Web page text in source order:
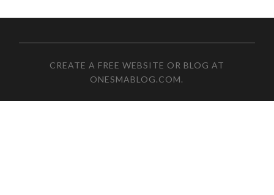
CREATE A FREE WEBSITE OR BLOG AT
ONESMABLOG.COM.